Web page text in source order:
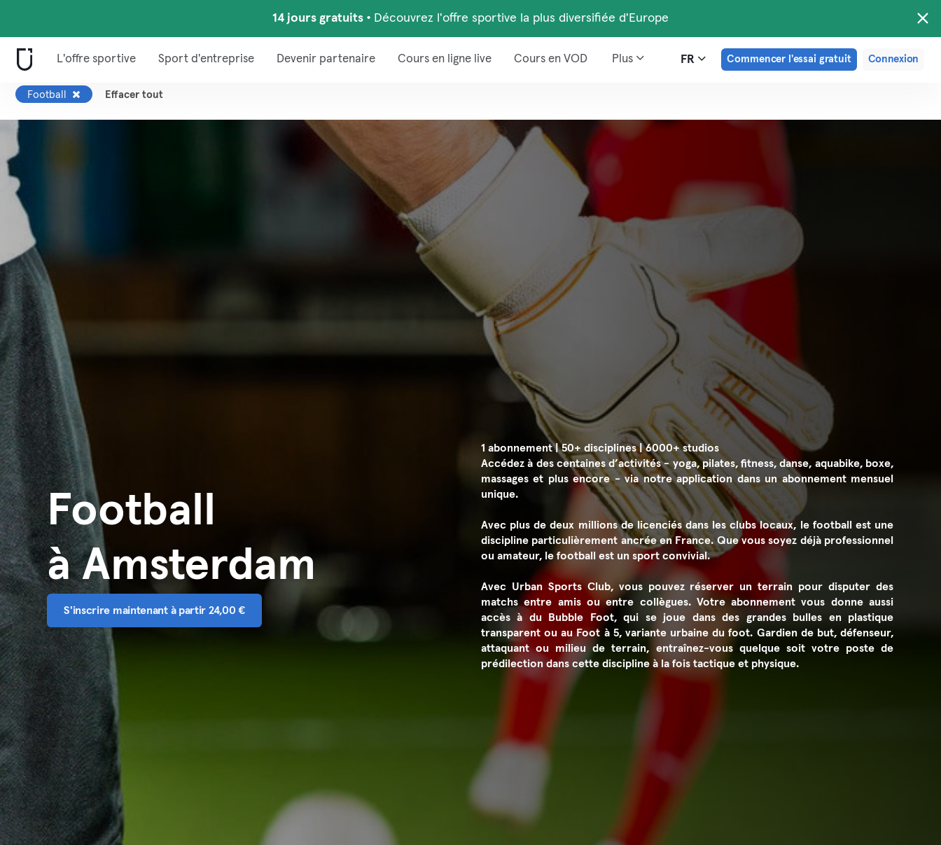
14 jours gratuits • Découvrez l'offre sportive la plus diversifiée d'Europe
L'offre sportive Sport d'entreprise Devenir partenaire Cours en ligne live Cours en VOD Plus FR Commencer l'essai gratuit Connexion
Football Effacer tout
Football
à Amsterdam
S'inscrire maintenant à partir 24,00 €
1 abonnement | 50+ disciplines | 6000+ studios
Accédez à des centaines d’activités - yoga, pilates, fitness, danse, aquabike, boxe,
massages et plus encore - via notre application dans un abonnement mensuel
unique.
Avec plus de deux millions de licenciés dans les clubs locaux, le football est une
discipline particulièrement ancrée en France. Que vous soyez déjà professionnel
ou amateur, le football est un sport convivial.
Avec Urban Sports Club, vous pouvez réserver un terrain pour disputer des
matchs entre amis ou entre collègues. Votre abonnement vous donne aussi
accès à du Bubble Foot, qui se joue dans des grandes bulles en plastique
transparent ou au Foot à 5, variante urbaine du foot. Gardien de but, défenseur,
attaquant ou milieu de terrain, entraînez-vous quelque soit votre poste de
prédilection dans cette discipline à la fois tactique et physique.